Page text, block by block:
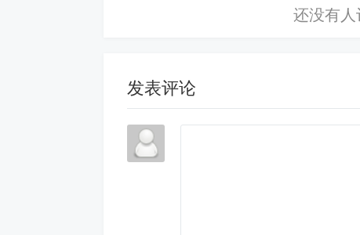
伊朗一名消息人士3日称，伊方一架无
天在公海执行侦察、监视、拍照等常规
发表评论